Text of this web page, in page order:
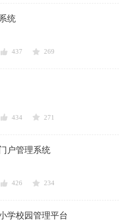
统
437 269
434 271
户管理系统
426 234
学校园管理平台